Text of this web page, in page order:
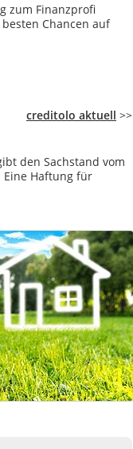
zum Finanzprofi
Chancen auf
creditolo aktuell >>
den Sachstand vom
Eine Haftung für